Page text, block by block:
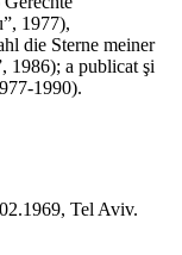
1977),
die Sterne meiner
1986); a publicat şi
1990).
Tel Aviv.